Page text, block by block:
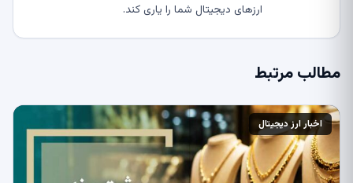
ارزهای دیجیتال شما را یاری کند.
مطالب مرتبط
اخبار ارز دیجیتال